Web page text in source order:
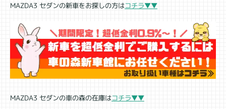
MAZDA3 セダンの新車をお探しの方はコチラ▼▼
MAZDA3 セダンの車の森の在庫はコチラ▼▼